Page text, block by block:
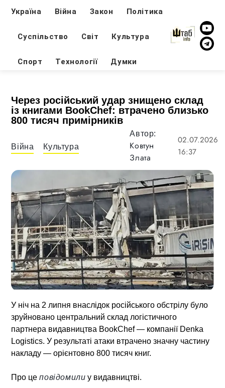
Україна Війна Закон Політика
Суспільство Світ Культура
Спорт Технології Думки
Через російський удар знищено склад
із книгами BookChef: втрачено близько
800 тисяч примірників
Війна Культура
Автор:
Ковтун
Злата
02.07.2026
16:37
У ніч на 2 липня внаслідок російського обстрілу було
зруйновано центральний склад логістичного
партнера видавництва BookChef — компанії Denka
Logistics. У результаті атаки втрачено значну частину
накладу — орієнтовно 800 тисяч книг.
Про цеповідомили у видавництві.